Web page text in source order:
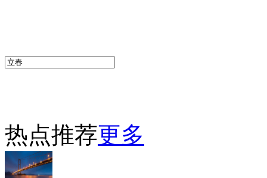
热点推荐更多